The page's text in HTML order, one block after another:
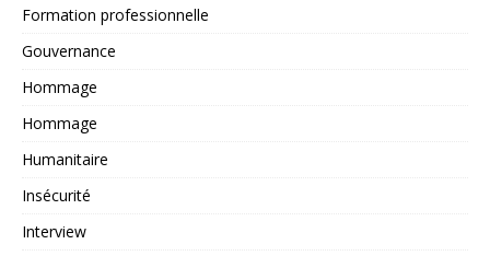
Formation professionnelle
Gouvernance
Hommage
Hommage
Humanitaire
Insécurité
Interview